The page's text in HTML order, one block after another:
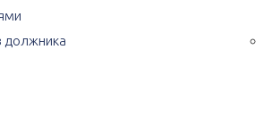
должника